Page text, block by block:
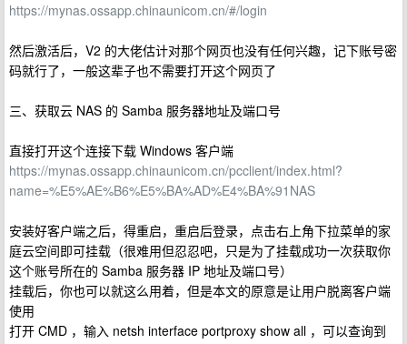
https://mynas.ossapp.chinaunicom.cn/#/login
然后激活后，V2 的大佬估计对那个网页也没有任何兴趣，记下账号密
码就行了，一般这辈子也不需要打开这个网页了
三、获取云 NAS 的 Samba 服务器地址及端口号
直接打开这个连接下载 Windows 客户端
https://mynas.ossapp.chinaunicom.cn/pcclient/index.html?
name=%E5%AE%B6%E5%BA%AD%E4%BA%91NAS
安装好客户端之后，得重启，重启后登录，点击右上角下拉菜单的家
庭云空间即可挂载（很难用但忍忍吧，只是为了挂载成功一次获取你
这个账号所在的 Samba 服务器 IP 地址及端口号）
挂载后，你也可以就这么用着，但是本文的原意是让用户脱离客户端
使用
打开 CMD ，输入 netsh interface portproxy show all ，可以查询到